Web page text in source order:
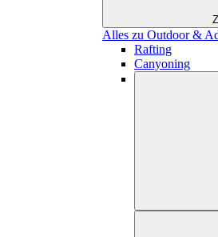
Alles zu Outdoor &
Rafting
Canyoning